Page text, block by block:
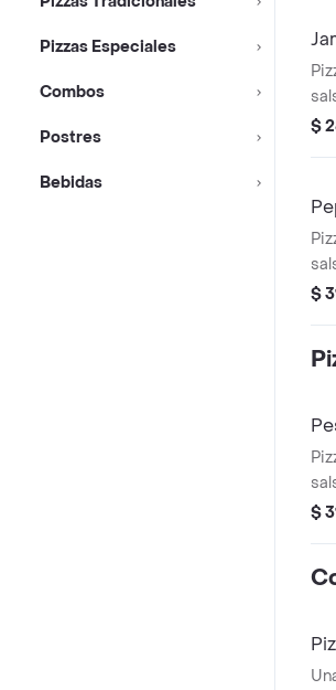
Pizzas Especiales
Combos
Postres
Bebidas
$
$
$